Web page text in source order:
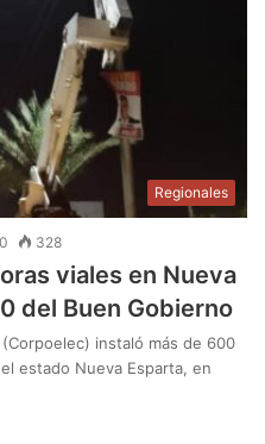
Regionales
0 328
viales en Nueva
del Buen Gobierno
instaló más de 600
estado Nueva Esparta, en